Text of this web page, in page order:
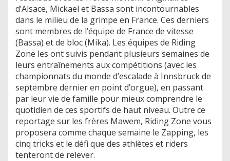
d’Alsace, Mickael et Bassa sont incontournables
dans le milieu de la grimpe en France. Ces derniers
sont membres de l’équipe de France de vitesse
(Bassa) et de bloc (Mika). Les équipes de Riding
Zone les ont suivis pendant plusieurs semaines de
leurs entraînements aux compétitions (avec les
championnats du monde d’escalade à Innsbruck de
septembre dernier en point d’orgue), en passant
par leur vie de famille pour mieux comprendre le
quotidien de ces sportifs de haut niveau. Outre ce
reportage sur les frères Mawem, Riding Zone vous
proposera comme chaque semaine le Zapping, les
cinq tricks et le défi que des athlètes et riders
tenteront de relever.